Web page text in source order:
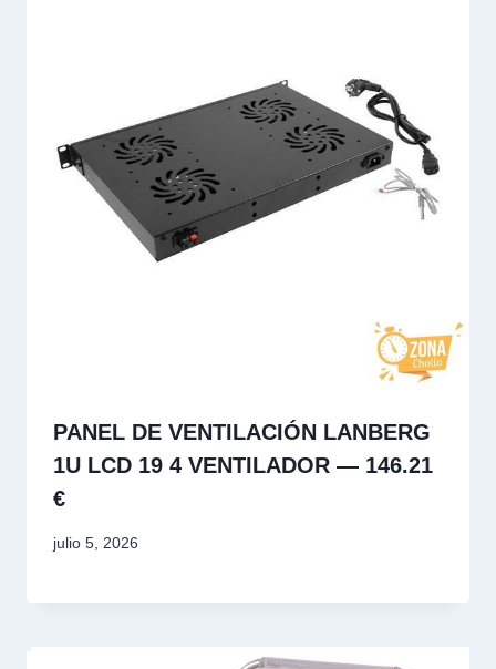
PANEL DE VENTILACIÓN LANBERG
1U LCD 19 4 VENTILADOR — 146.21
€
julio 5, 2026